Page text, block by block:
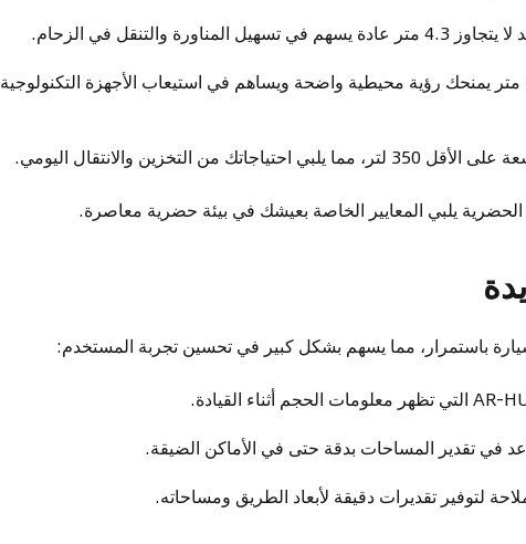
المناورة والتنقل في الزحام.
:اختيار ارتفاع حوالي 1.65 متر يمنحك رؤية محيطية واضحة ويساهم في استيعاب الأجهزة التكنولوجية
من التخزين والانتقال اليومي.
يلبي المعايير الخاصة بعيشك في بيئة حضرية معاصرة.
باستمرار، مما يسهم بشكل كبير في تحسين تجربة المستخدم:
في تقدير المساحات بدقة حتى في الأماكن الضيقة.
لتوفير تقديرات دقيقة لأبعاد الطريق ومساحاته.